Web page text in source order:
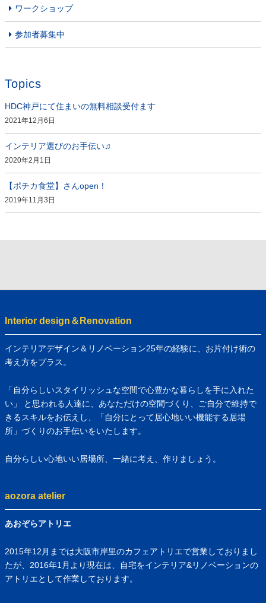
ワークショップ
参加者募集中
Topics
HDC神戸にて住まいの無料相談受付ます
2021年12月6日
インテリア選びのお手伝い♫
2020年2月1日
【ポチカ食堂】さんopen！
2019年11月3日
Interior design＆Renovation
インテリアデザイン＆リノベーション25年の経験に、お片付け術の
考え方をプラス。
「自分らしいスタイリッシュな空間で心豊かな暮らしを手に入れた
い」 と思われる人達に、あなただけの空間づくり、ご自分で維持で
きるスキルをお伝えし、「自分にとって居心地いい機能する居場
所」づくりのお手伝いをいたします。
自分らしい心地いい居場所、一緒に考え、作りましょう。
aozora atelier
あおぞらアトリエ
2015年12月までは大阪市岸里のカフェアトリエで営業しておりまし
たが、2016年1月より現在は、自宅をインテリア&リノベーションの
アトリエとして作業しております。